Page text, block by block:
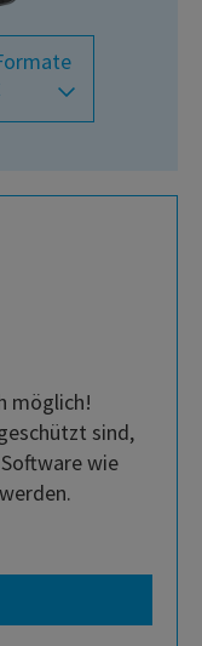
möglich!
sind,
wie